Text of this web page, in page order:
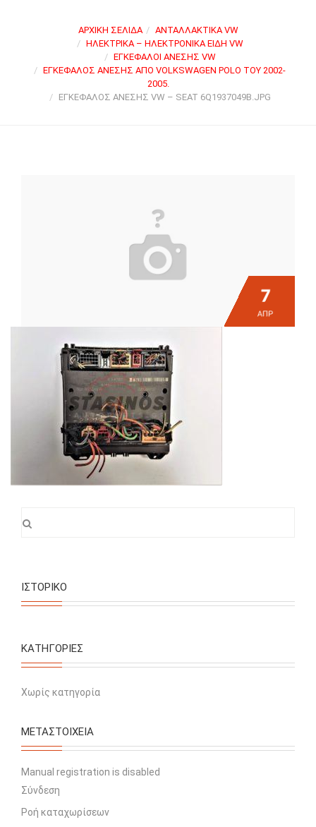
ΑΡΧΙΚΉ ΣΕΛΊΔΑ
ΑΝΤΑΛΛΑΚΤΙΚΆ VW
ΗΛΕΚΤΡΙΚΆ – ΗΛΕΚΤΡΟΝΙΚΆ ΕΊΔΗ VW
ΕΓΚΈΦΑΛΟΙ ΆΝΕΣΗΣ VW
ΕΓΚΈΦΑΛΟΣ ΆΝΕΣΗΣ ΑΠΌ VOLKSWAGEN POLO ΤΟΥ 2002-
2005.
ΕΓΚΈΦΑΛΟΣ ΆΝΕΣΗΣ VW – SEAT 6Q1937049B.JPG
7
ΑΠΡ
ΙΣΤΟΡΙΚΌ
KΑΤΗΓΟΡΊΕΣ
Χωρίς κατηγορία
ΜΕΤΑΣΤΟΙΧΕΊΑ
Manual registration is disabled
Σύνδεση
Ροή καταχωρίσεων